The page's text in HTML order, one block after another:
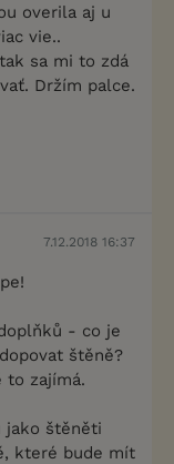
overila aj u
vie..
sa mi to zdá
Držím palce.
7.12.2018 16:37
- co je
štěně?
to zajímá.
jako štěněti
které bude mít